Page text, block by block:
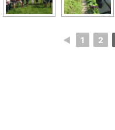
◄ 1 2